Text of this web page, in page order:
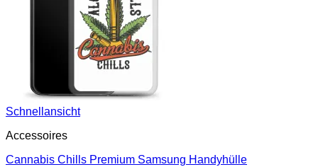
Schnellansicht
Accessoires
Cannabis Chills Premium Samsung Handyhülle